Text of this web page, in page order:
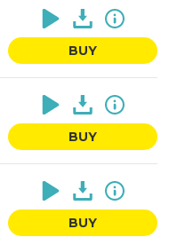
BUY
BUY
BUY